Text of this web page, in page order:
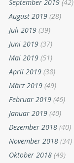
September 2019 (42)
August 2019 (28)
Juli 2019 (39)
Juni 2019 (37)
Mai 2019 (51)
April 2019 (38)
März 2019 (49)
Februar 2019 (46)
Januar 2019 (40)
Dezember 2018 (40)
November 2018 (34)
Oktober 2018 (49)